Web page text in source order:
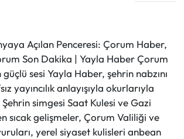
Açılan Penceresi: Çorum Haber,
Son Dakika | Yayla Haber Çorum
güçlü sesi Yayla Haber, şehrin nabzını
yayıncılık anlayışıyla okurlarıyla
simgesi Saat Kulesi ve Gazi
sıcak gelişmeler, Çorum Valiliği ve
yerel siyaset kulisleri anbean